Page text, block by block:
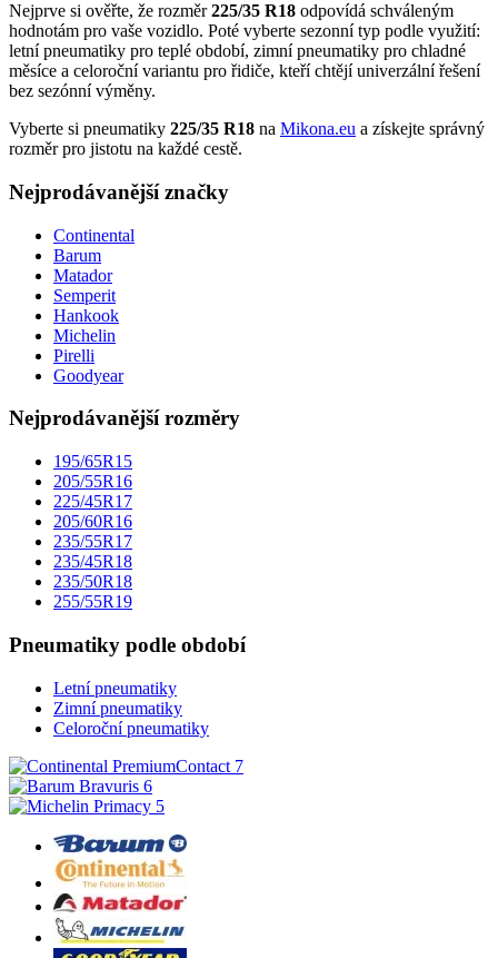
Nejprve si ověřte, že rozměr225/35 R18 odpovídá schváleným
hodnotám pro vaše vozidlo. Poté vyberte sezonní typ podle využití:
letní pneumatiky pro teplé období, zimní pneumatiky pro chladné
měsíce a celoroční variantu pro řidiče, kteří chtějí univerzální řešení
bez sezónní výměny.
Vyberte si pneumatiky 225/35 R18 na Mikona.eu a získejte správný
rozměr pro jistotu na každé cestě.
Nejprodávanější značky
Continental
Barum
Matador
Semperit
Hankook
Michelin
Pirelli
Goodyear
Nejprodávanější rozměry
195/65R15
205/55R16
225/45R17
205/60R16
235/55R17
235/45R18
235/50R18
255/55R19
Pneumatiky podle období
Letní pneumatiky
Zimní pneumatiky
Celoroční pneumatiky